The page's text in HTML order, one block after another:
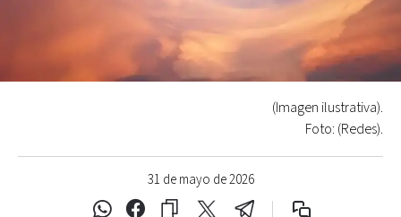
31 de mayo de 2026
(Imagen ilustrativa).
Foto: (Redes).